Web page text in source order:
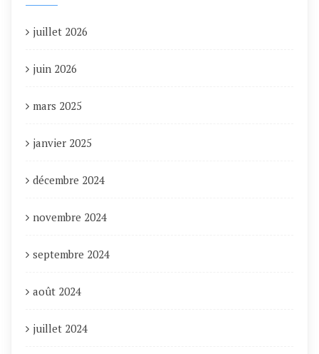
juillet 2026
juin 2026
mars 2025
janvier 2025
décembre 2024
novembre 2024
septembre 2024
août 2024
juillet 2024